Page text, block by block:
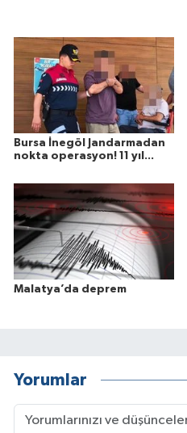
Bursa İnegöl Jandarmadan
nokta operasyon! 11 yıl...
Malatya’da deprem
Yorumlar